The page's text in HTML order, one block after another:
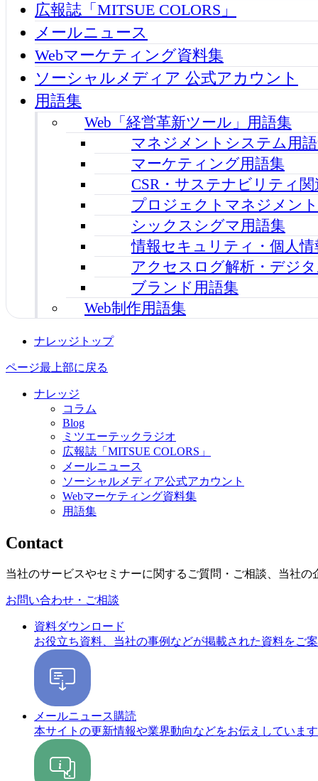
広報誌「MITSUE COLORS」
メールニュース
Webマーケティング資料集
ソーシャルメディア 公式アカウント
用語集
Web「経営革新ツール」用語集
マネジメントシステム用
マーケティング用語集
CSR・サステナビリティ関
プロジェクトマネジメン
シックスシグマ用語集
情報セキュリティ・個人
アクセスログ解析・デジ
ブランド用語集
Web制作用語集
ナレッジトップ
ページ最上部に戻る
ナレッジ
コラム
Blog
ミツエーテックラジオ
広報誌「MITSUE COLORS」
メールニュース
ソーシャルメディア公式アカウント
Webマーケティング資料集
用語集
Contact
当社のサービスやセミナーに関するご質問・ご相談、当社
お問い合わせ・ご相談
資料ダウンロード
お役立ち資料、当社の事例などが掲載された資料をご
メールニュース購読
本サイトの更新情報や業界動向などをお伝えしていま